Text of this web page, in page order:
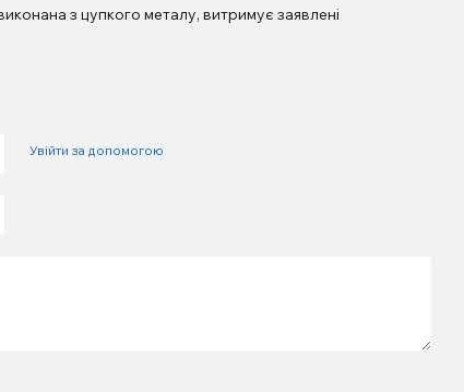
з цупкого металу, витримує заявлені
Увійти за допомогою